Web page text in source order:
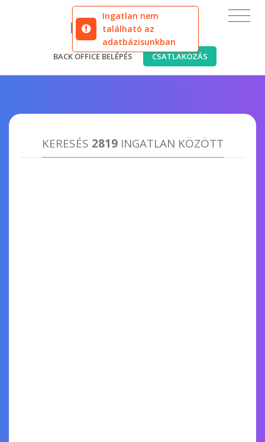
Ingatlan nem
található az
adatbázisunkban
BACK OFFICE BELÉPÉS CSATLAKOZÁS
KERESÉS 2819INGATLAN KÖZÖTT